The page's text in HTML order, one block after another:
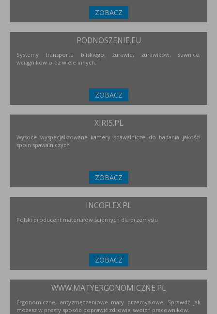
ZOBACZ
PODNOSZENIE.EU
Systemy transportu bliskiego, żurawie, żurawików, suwnice,
wciągników oraz wiele innych.
ZOBACZ
XIRIS.PL
Wysoce wyspecjalizowane kamery spawalnicze do badania jakości
spoin spawalniczych
ZOBACZ
INCOFLEX.PL
Polski producent materiałów ściernych dla przemysłu
ZOBACZ
WWW.MATYERGONOMICZNE.PL
Ergonomiczne, antyzmęczeniowe maty przemysłowe. Sprawdź jak
możesz w prosty sposób poprawić zdrowie swoich pracowników.